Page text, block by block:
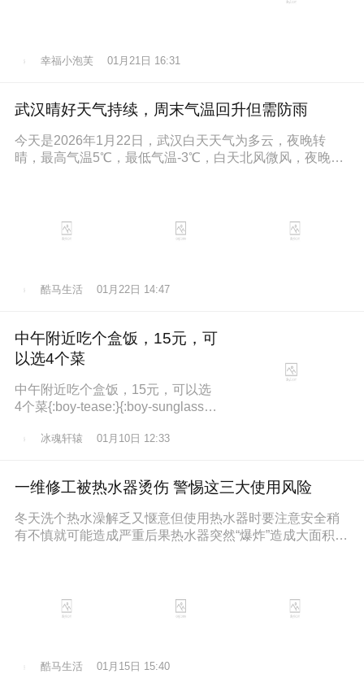
幸福小泡芙 01月21日 16:31
武汉晴好天气持续，周末气温回升但需防雨
今天是2026年1月22日，武汉白天天气为多云，夜晚转
晴，最高气温5℃，最低气温-3℃，白天北风微风，夜晚东
酷马生活 01月22日 14:47
中午附近吃个盒饭，15元，可
以选4个菜
中午附近吃个盒饭，15元，可以选
4个菜{:boy-tease:}{:boy-sunglasse
冰魂轩辕 01月10日 12:33
一维修工被热水器烫伤 警惕这三大使用风险
冬天洗个热水澡解乏又惬意但使用热水器时要注意安全稍
有不慎就可能造成严重后果热水器突然“爆炸”造成大面积烫
酷马生活 01月15日 15:40